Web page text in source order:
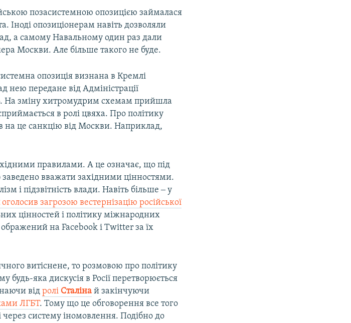
позасистемною опозицією займалася
Іноді опозиціонерам навіть дозволяли
а самому Навальному один раз дали
Москви. Але більше такого не буде.
опозиція визнана в Кремлі
нею передане від Адміністрації
На зміну хитромудрим схемам прийшла
в ролі цвяха. Про політику
на це санкцію від Москви. Наприклад,
правилами. А це означає, що під
заведено вважати західними цінностями.
і підзвітність влади. Навіть більше ‒ у
оголосив загрозою вестернізацію російської
цінностей і політику міжнародних
на Facebook і Twitter за їх
витіснене, то розмовою про політику
будь-яка дискусія в Росії перетворюється
від ролі Сталінай закінчуючи
ЛГБТ. Тому що це обговорення все того
систему іномовлення. Подібно до